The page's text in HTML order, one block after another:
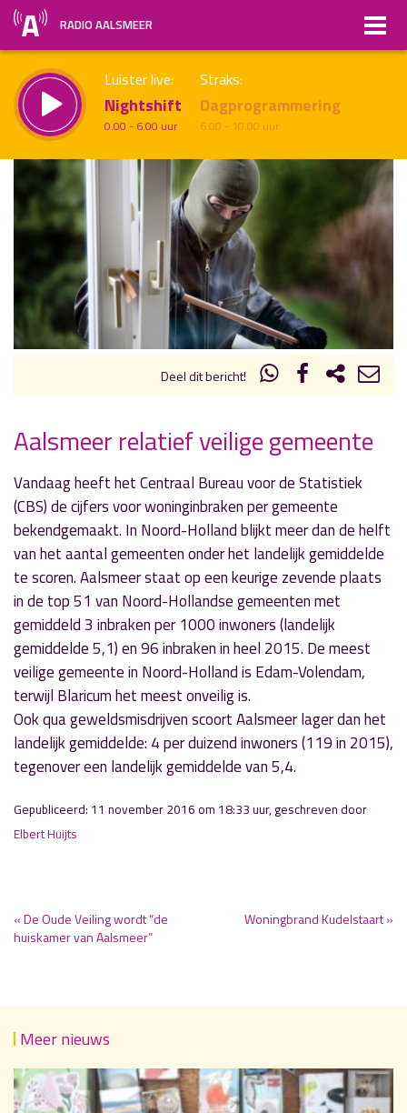
RADIO AALSMEER
Luister live:
Nightshift
0.00 - 6.00 uur
Straks:
Dagprogrammering
6.00 - 10.00 uur
Vorig uur uur 1 van x Volgend uur
Inklappen
Deel dit bericht!
« Vorig nieuwsbericht
De Oude Veiling wordt “de huiskamer van
Aalsmeer”
11 november 2016
Woningbrand Kudelstaart
12 november 2016
Aalsmeer relatief veilige gemeente
Vandaag heeft het Centraal Bureau voor de Statistiek
(CBS) de cijfers voor woninginbraken per gemeente
bekendgemaakt. In Noord-Holland blijkt meer dan de helft
van het aantal gemeenten onder het landelijk gemiddelde
te scoren. Aalsmeer staat op een keurige zevende plaats
in de top 51 van Noord-Hollandse gemeenten met
gemiddeld 3 inbraken per 1000 inwoners (landelijk
gemiddelde 5,1) en 96 inbraken in heel 2015. De meest
veilige gemeente in Noord-Holland is Edam-Volendam,
terwijl Blaricum het meest onveilig is.
Ook qua geweldsmisdrijven scoort Aalsmeer lager dan het
landelijk gemiddelde: 4 per duizend inwoners (119 in 2015),
tegenover een landelijk gemiddelde van 5,4.
Gepubliceerd: 11 november 2016 om 18:33 uur, geschreven door
Elbert Huijts
« De Oude Veiling wordt “de
huiskamer van Aalsmeer”
Woningbrand Kudelstaart »
Meer nieuws